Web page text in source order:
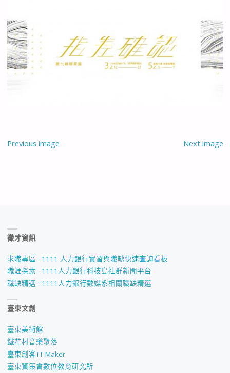
Previous image Next image
徵才資訊
求職專區 : 1111 人力銀行實習與職缺快速查詢看板
職涯探索 : 1111人力銀行科技島社群新聞平台
職缺精選 : 1111人力銀行數媒系相關職缺精選
臺東文創
臺東美術館
鐵花村音樂聚落
臺東創客TT Maker
臺東資策會數位教育研究所